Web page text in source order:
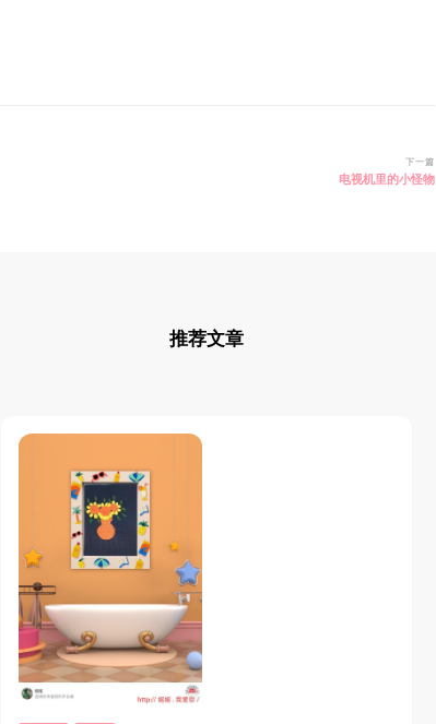
下一篇
电视机里的小怪物
推荐文章